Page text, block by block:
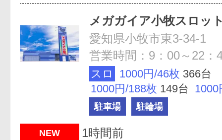
メガガイア小牧スロッ
愛知県小牧市東3-34-1
営業時間：9：00～22：
スロ 1000円/46枚 366台
1000円/188枚 149台 1000
駐車場 駐輪場
NEW 1時間前